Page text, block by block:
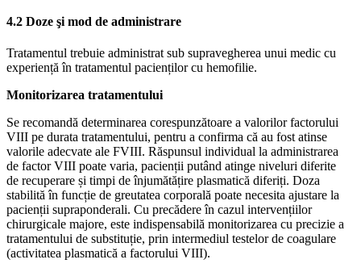
4.2 Doze şi mod de administrare
Tratamentul trebuie administrat sub supravegherea unui medic cu
experiență în tratamentul pacienților cu hemofilie.
Monitorizarea tratamentului
Se recomandă determinarea corespunzătoare a valorilor factorului
VIII pe durata tratamentului, pentru a confirma că au fost atinse
valorile adecvate ale FVIII. Răspunsul individual la administrarea
de factor VIII poate varia, pacienții putând atinge niveluri diferite
de recuperare și timpi de înjumătățire plasmatică diferiți. Doza
stabilită în funcție de greutatea corporală poate necesita ajustare la
pacienții supraponderali. Cu precădere în cazul intervențiilor
chirurgicale majore, este indispensabilă monitorizarea cu precizie a
tratamentului de substituție, prin intermediul testelor de coagulare
(activitatea plasmatică a factorului VIII).